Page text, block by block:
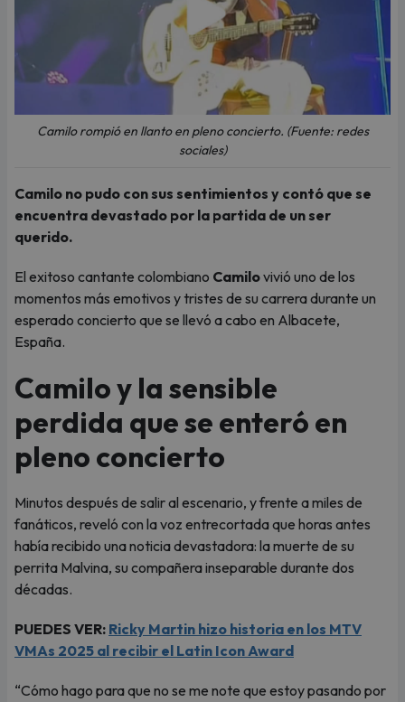
Camilo rompió en llanto en pleno concierto. (Fuente: redes
sociales)
Camilo no pudo con sus sentimientos y contó que se
encuentra devastado por la partida de un ser
querido.
El exitoso cantante colombiano Camilovivió uno de los
momentos más emotivos y tristes de su carrera durante un
esperado concierto que se llevó a cabo en Albacete,
España.
Camilo y la sensible
perdida que se enteró en
pleno concierto
Minutos después de salir al escenario, y frente a miles de
fanáticos, reveló con la voz entrecortada que horas antes
había recibido una noticia devastadora: la muerte de su
perrita Malvina, su compañera inseparable durante dos
décadas.
PUEDES VER: Ricky Martin hizo historia en los MTV
VMAs 2025 al recibir el Latin Icon Award
“Cómo hago para que no se me note que estoy pasando por